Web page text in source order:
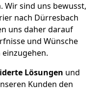
Wir sind uns bewusst,
nach Dürresbach
uns daher darauf
und Wünsche
Lösungen und
Kunden den